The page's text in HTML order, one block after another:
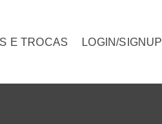
E TROCAS LOGIN/SIGNUP